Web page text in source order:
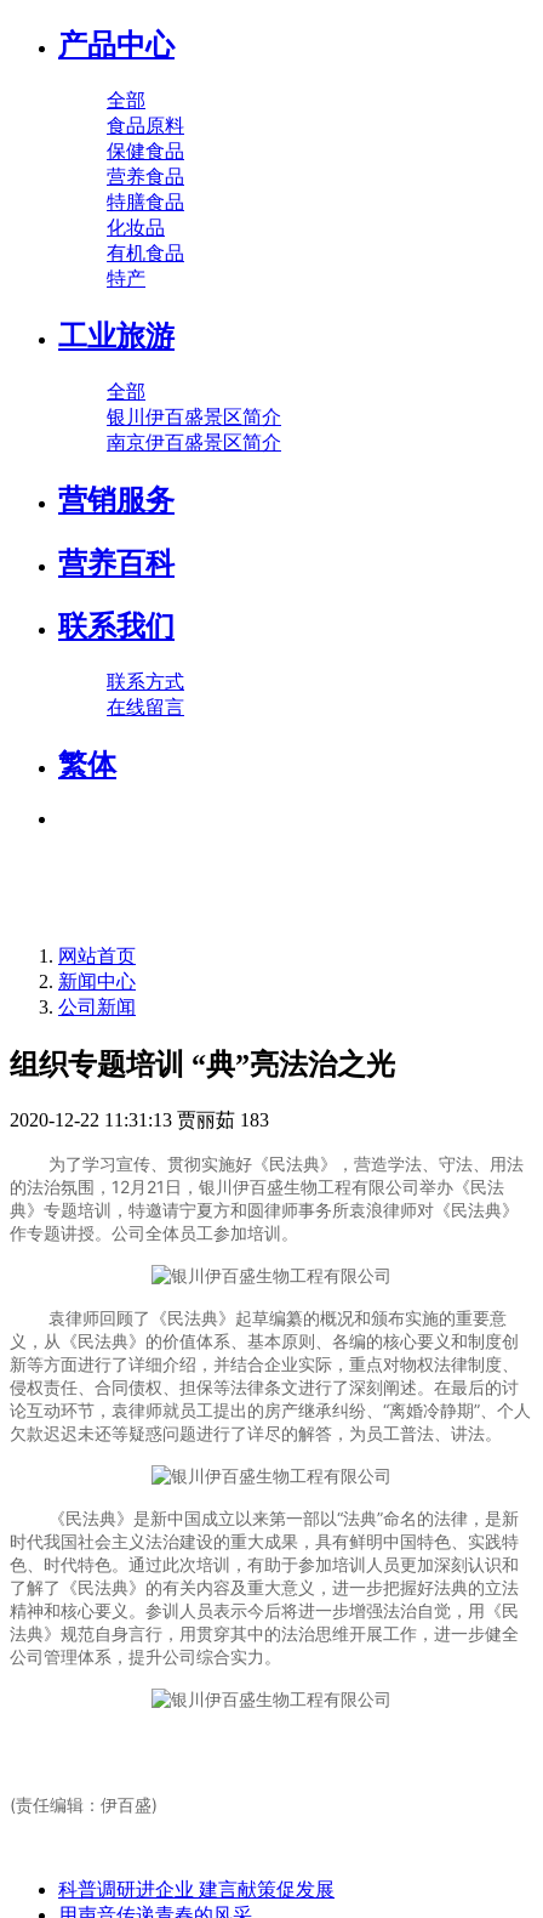
产品中心
全部
食品原料
保健食品
营养食品
特膳食品
化妆品
有机食品
特产
工业旅游
全部
银川伊百盛景区简介
南京伊百盛景区简介
营销服务
营养百科
联系我们
联系方式
在线留言
繁体
网站首页
新闻中心
公司新闻
组织专题培训 “典”亮法治之光
2020-12-22 11:31:13 贾丽茹 183
为了学习宣传、贯彻实施好《民法典》，营造学法、守法、用法
的法治氛围，12月21日，银川伊百盛生物工程有限公司举办《民法
典》专题培训，特邀请宁夏方和圆律师事务所袁浪律师对《民法典》
作专题讲授。公司全体员工参加培训。
袁律师回顾了《民法典》起草编纂的概况和颁布实施的重要意
义，从《民法典》的价值体系、基本原则、各编的核心要义和制度创
新等方面进行了详细介绍，并结合企业实际，重点对物权法律制度、
侵权责任、合同债权、担保等法律条文进行了深刻阐述。在最后的讨
论互动环节，袁律师就员工提出的房产继承纠纷、“离婚冷静期”、个人
欠款迟迟未还等疑惑问题进行了详尽的解答，为员工普法、讲法。
《民法典》是新中国成立以来第一部以“法典”命名的法律，是新
时代我国社会主义法治建设的重大成果，具有鲜明中国特色、实践特
色、时代特色。通过此次培训，有助于参加培训人员更加深刻认识和
了解了《民法典》的有关内容及重大意义，进一步把握好法典的立法
精神和核心要义。参训人员表示今后将进一步增强法治自觉，用《民
法典》规范自身言行，用贯穿其中的法治思维开展工作，进一步健全
公司管理体系，提升公司综合实力。
(责任编辑：伊百盛)
科普调研进企业 建言献策促发展